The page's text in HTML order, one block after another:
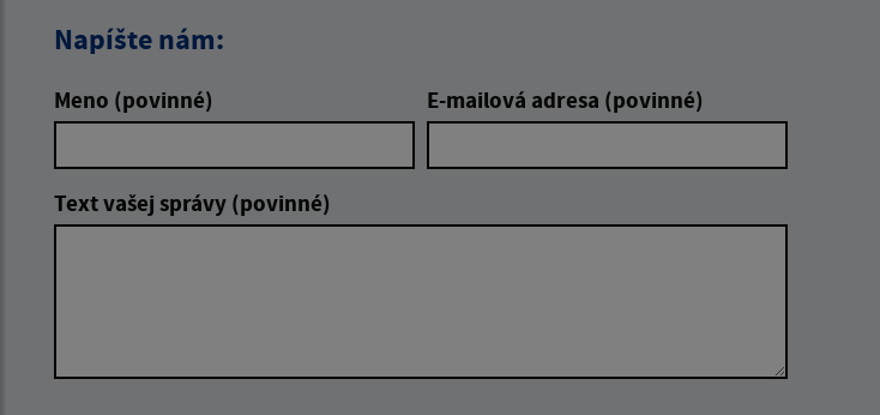
Napíšte nám:
Meno (povinné) E-mailová adresa (povinné)
Text vašej správy (povinné)